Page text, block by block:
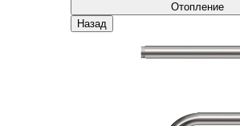
Отопление
Назад